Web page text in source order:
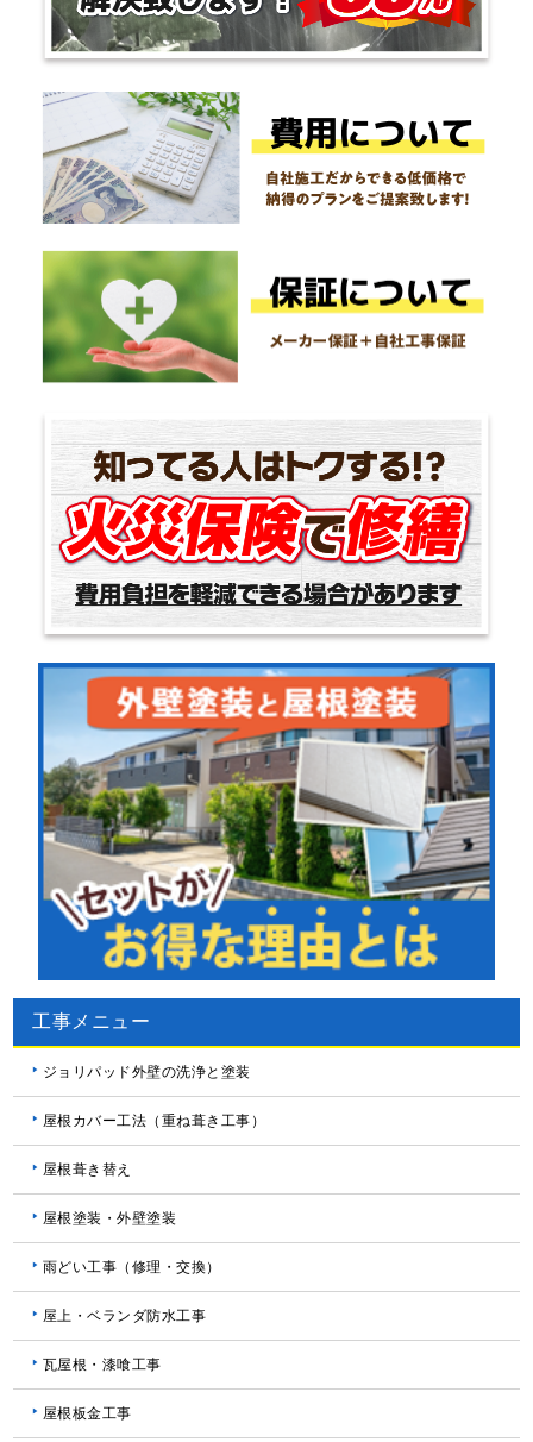
工事メニュー
ジョリパッド外壁の洗浄と塗装
屋根カバー工法（重ね葺き工事）
屋根葺き替え
屋根塗装・外壁塗装
雨どい工事（修理・交換）
屋上・ベランダ防水工事
瓦屋根・漆喰工事
屋根板金工事